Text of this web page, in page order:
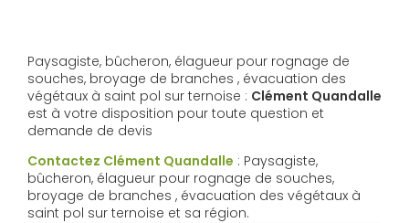
Paysagiste, bûcheron, élagueur pour rognage de
souches, broyage de branches , évacuation des
végétaux à saint pol sur ternoise : Clément Quandalle
est à votre disposition pour toute question et
demande de devis
Contactez Clément Quandalle : Paysagiste,
bûcheron, élagueur pour rognage de souches,
broyage de branches , évacuation des végétaux à
saint pol sur ternoise et sa région.